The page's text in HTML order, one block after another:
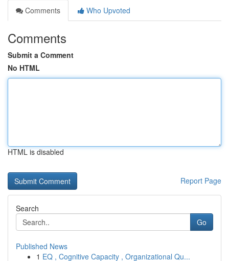
Comments
Who Upvoted
Comments
Submit a Comment
No HTML
HTML is disabled
Report Page
Search
Go
Published News
1 EQ , Cognitive Capacity , Organizational Qu...